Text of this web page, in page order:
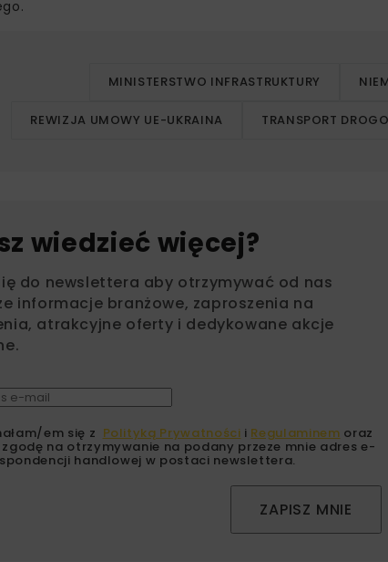
MINISTERSTWO INFRASTRUKTURY
REWIZJA UMOWY UE-UKRAINA TRANSPORT
wiedzieć więcej?
do newslettera aby otrzymywać od nas
informacje branżowe, zaproszenia na
atrakcyjne oferty i dedykowane akcje
em się z Polityką Prywatności i Regulaminem oraz
na otrzymywanie na podany przeze mnie adres e-
handlowej w postaci newslettera.
ZAPISZ MNIE